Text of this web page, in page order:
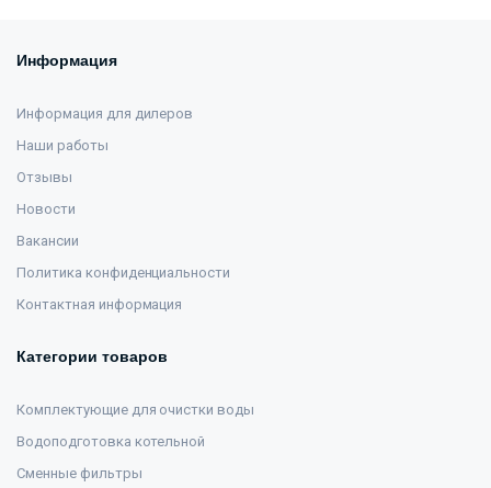
Информация
Информация для дилеров
Наши работы
Отзывы
Новости
Вакансии
Политика конфиденциальности
Контактная информация
Категории товаров
Комплектующие для очистки воды
Водоподготовка котельной
Сменные фильтры